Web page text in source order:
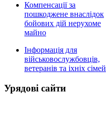
Компенсації за
пошкоджене внаслідок
бойових дій нерухоме
майно
Інформація для
військовослужбовців,
ветеранів та іхніх сімей
Урядові сайти